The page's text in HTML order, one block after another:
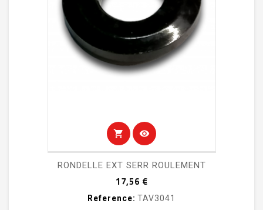
shopping_cart visibility
RONDELLE EXT SERR ROULEMENT
17,56 €Prix
Reference: TAV3041